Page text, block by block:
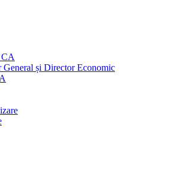
CA
General și Director Economic